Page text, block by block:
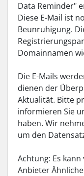
Data Reminder"
Diese E-Mail ist
Beunruhigung.
Domainnamen
Die E-Mails
dienen der
Aktualität. Bitte
informieren Sie
haben. Wir
um den
Achtung: Es
Anbieter